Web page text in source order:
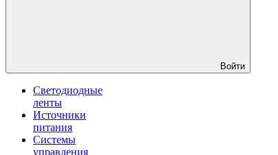
Войти
Светодиодные
ленты
Источники
питания
Системы
управления